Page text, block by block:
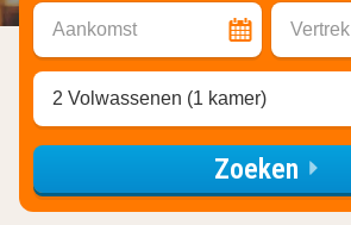
Aankomst Vertrek
2 Volwassenen (1 kamer)
Zoeken